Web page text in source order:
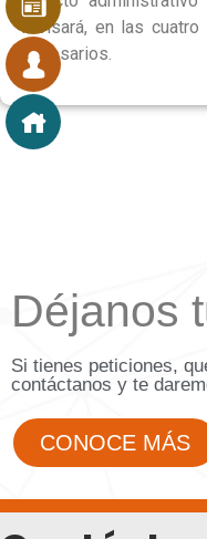
revisará, en las
necesarios.
Déjanos
Si tienes peticiones,
contáctanos y te
CONOCE MÁS